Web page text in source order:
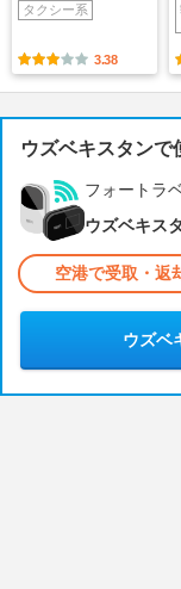
タクシー系
3.38
ウズベキスタンで
フォートラ
ウズベキス
空港で受取・返
ウズベ